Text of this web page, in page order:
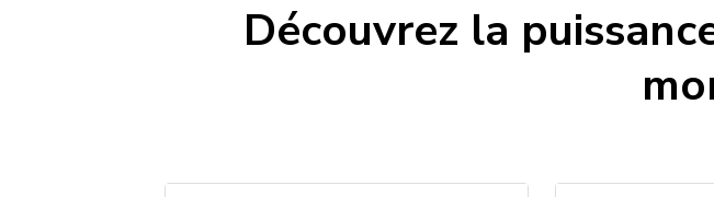
Découvrez la